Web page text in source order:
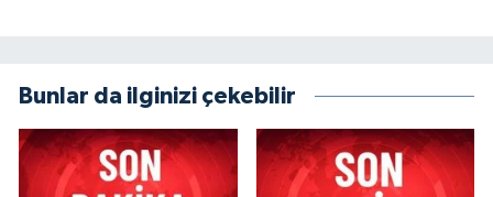
Bunlar da ilginizi çekebilir